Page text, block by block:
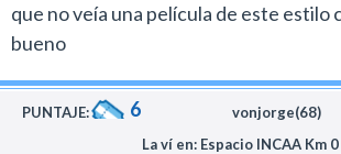
que no veía una película de este estilo
bueno
PUNTAJE: 6 vonjorge(68)
La ví en: Espacio INCAA Km 0